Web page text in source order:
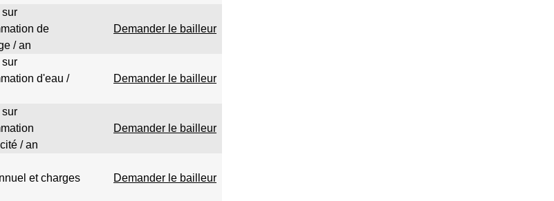
de
/ an
Demander le bailleur
d'eau /
Demander le bailleur
/ an
Demander le bailleur
et charges Demander le bailleur